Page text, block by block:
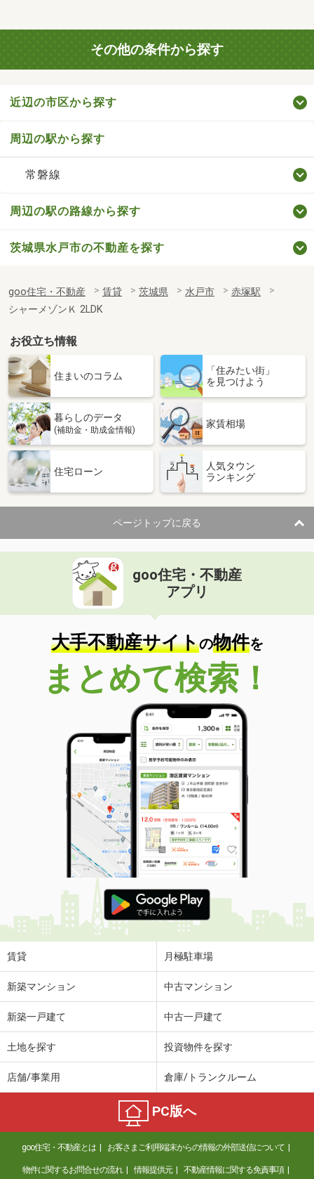
その他の条件から探す
近辺の市区から探す
周辺の駅から探す
常磐線
周辺の駅の路線から探す
茨城県水戸市の不動産を探す
goo住宅・不動産 賃貸 茨城県 水戸市
赤塚駅
シャーメゾンＫ 2LDK
お役立ち情報
住まいのコラム
「住みたい街」
を見つけよう
暮らしのデータ
(補助金・助成金情報)
家賃相場
住宅ローン
人気タウン
ランキング
ページトップに戻る
goo住宅・不動産
アプリ
大手不動産サイトの物件を
まとめて検索！
賃貸 月極駐車場
新築マンション 中古マンション
新築一戸建て 中古一戸建て
土地を探す 投資物件を探す
店舗/事業用 倉庫/トランクルーム
PC版へ
goo住宅・不動産とは お客さまご利用端末からの情報の外部送信について
物件に関するお問合せの流れ 情報提供元 不動産情報に関する免責事項